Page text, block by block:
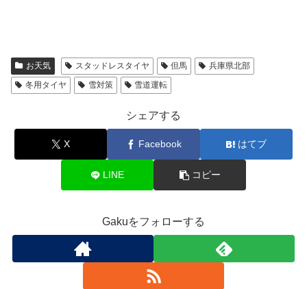
お天気 スタッドレスタイヤ 但馬
兵庫県北部
冬用タイヤ
雪対策 雪道運転
シェアする
X Facebook はてブ
LINE コピー
Gakuをフォローする